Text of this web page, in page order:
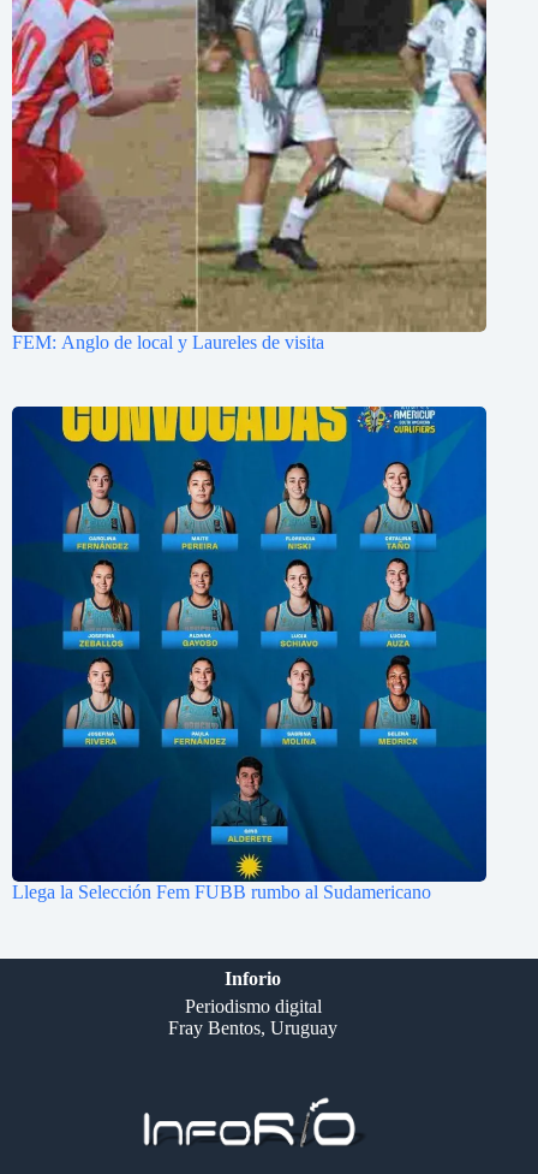
FEM: Anglo de local y Laureles de visita
Llega la Selección Fem FUBB rumbo al Sudamericano
Inforio
Periodismo digital
Fray Bentos, Uruguay